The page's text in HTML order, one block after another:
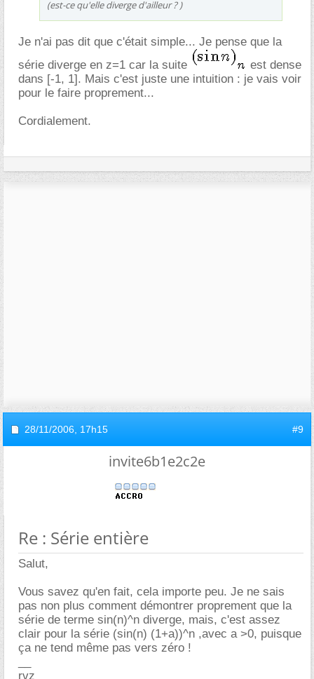
(est-ce qu'elle diverge d'ailleur ? )
Je n'ai pas dit que c'était simple... Je pense que la
série diverge en z=1 car la suite
est dense
dans [-1, 1]. Mais c'est juste une intuition : je vais voir
pour le faire proprement...
Cordialement.
28/11/2006, 17h15 #9
invite6b1e2c2e
Re : Série entière
Salut,
Vous savez qu'en fait, cela importe peu. Je ne sais
pas non plus comment démontrer proprement que la
série de terme sin(n)^n diverge, mais, c'est assez
clair pour la série (sin(n) (1+a))^n ,avec a >0, puisque
ça ne tend même pas vers zéro !
rvz